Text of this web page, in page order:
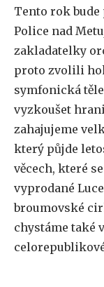
Tento rok
Police nad
zakladatelky
proto zvolili
symfonická
vyzkoušet
zahajujeme
který půjde
věcech, které
vyprodané
broumovské
chystáme také